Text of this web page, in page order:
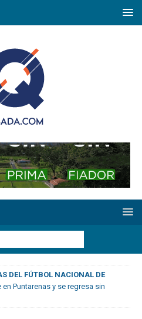
DEL FÚTBOL NACIONAL DE
Puntarenas y se regresa sin